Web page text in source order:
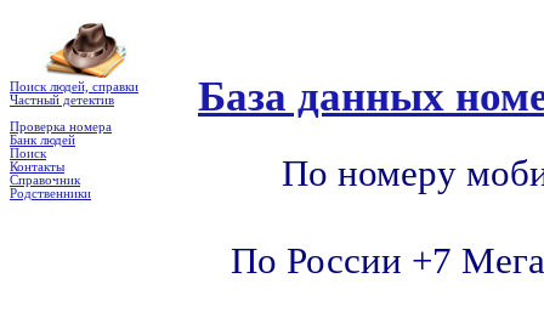
Поиск людей, справки
Частный детектив
Проверка номера
Банк людей
Поиск
Контакты
Справочник
Родственники
База данных
По номеру
По России +7